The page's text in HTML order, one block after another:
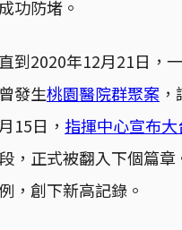
成功防堵。
直到2020年12月21日，
曾發生桃園醫院群聚案
月15日， 指揮中心宣布大
段，正式被翻入下個篇
，創下新高記錄。